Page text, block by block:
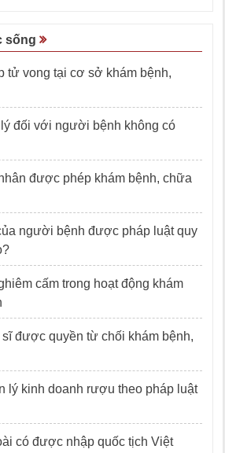
sống
tử vong tại cơ sở khám bệnh,
đối với người bệnh không có
được phép khám bệnh, chữa
người bệnh được pháp luật quy
cấm trong hoạt động khám
được quyền từ chối khám bệnh,
lý kinh doanh rượu theo pháp luật
có được nhập quốc tịch Việt